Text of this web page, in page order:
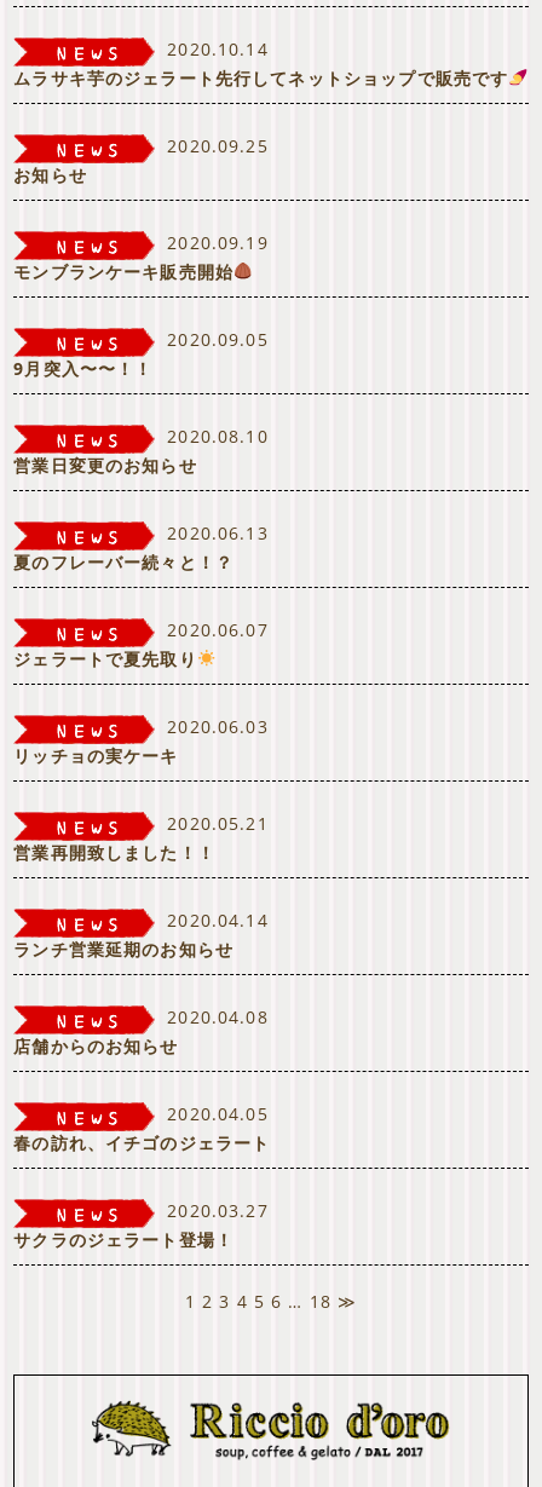
2020.10.14
ムラサキ芋のジェラート先行してネットショップで販売です
2020.09.25
お知らせ
2020.09.19
モンブランケーキ販売開始
2020.09.05
9月突入〜〜！！
2020.08.10
営業日変更のお知らせ
2020.06.13
夏のフレーバー続々と！？
2020.06.07
ジェラートで夏先取り
2020.06.03
リッチョの実ケーキ
2020.05.21
営業再開致しました！！
2020.04.14
ランチ営業延期のお知らせ
2020.04.08
店舗からのお知らせ
2020.04.05
春の訪れ、イチゴのジェラート
2020.03.27
サクラのジェラート登場！
1 2 3 4 5 6 … 18 ≫